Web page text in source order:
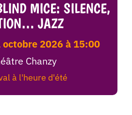
MICE: SILENCE,
JAZZ
octobre 2026 à 15:00
Chanzy
à l'heure d'été